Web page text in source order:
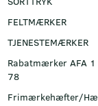
FELTMÆRKER
TJENESTEMÆRKER
Rabatmærker AFA
78